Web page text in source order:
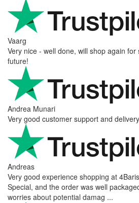
Vaarg
Very nice - well done, will shop again
future!
Andrea Munari
Very good customer support and
Andreas
Very good experience shopping at
Special, and the order was well
worries about potential damag ...